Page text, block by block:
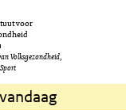
voor
Volksgezondheid,